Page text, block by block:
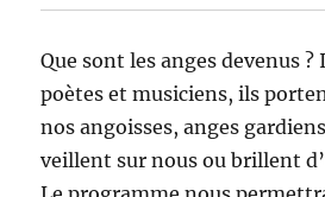
Que sont les anges devenus
poètes et musiciens, ils
nos angoisses, anges
veillent sur nous ou brillent